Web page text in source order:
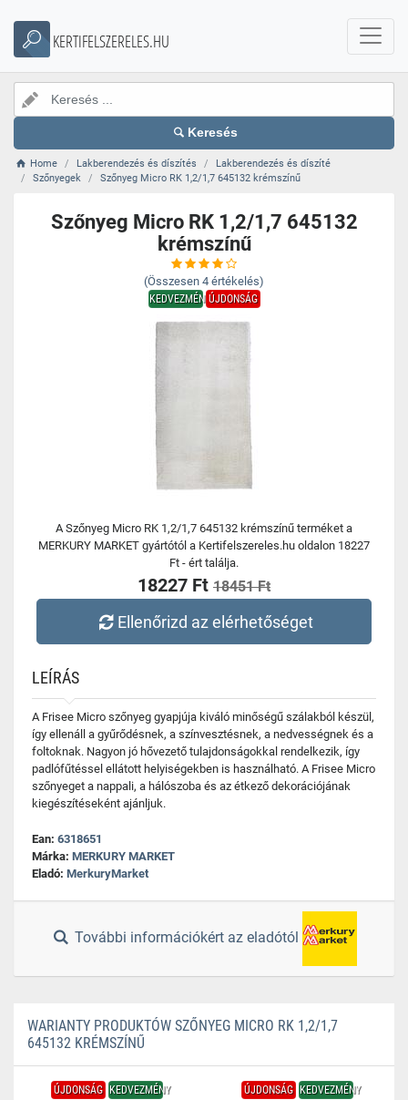
KERTIFELSZERELES.HU
Keresés
Home Lakberendezés és díszítés
Lakberendezés és díszíté
Szőnyegek
Szőnyeg Micro RK 1,2/1,7 645132 krémszínű
Szőnyeg Micro RK 1,2/1,7 645132
krémszínű
(Összesen 4 értékelés)
KEDVEZMÉNYÚJDONSÁG
A Szőnyeg Micro RK 1,2/1,7 645132 krémszínű terméket a
MERKURY MARKET gyártótól a Kertifelszereles.hu oldalon 18227
Ft - ért találja.
18227 Ft 18451 Ft
Ellenőrizd az elérhetőséget
LEÍRÁS
A Frisee Micro szőnyeg gyapjúja kiváló minőségű szálakból készül,
így ellenáll a gyűrődésnek, a színvesztésnek, a nedvességnek és a
foltoknak. Nagyon jó hővezető tulajdonságokkal rendelkezik, így
padlófűtéssel ellátott helyiségekben is használható. A Frisee Micro
szőnyeget a nappali, a hálószoba és az étkező dekorációjának
kiegészítéseként ajánljuk.
Ean: 6318651
Márka: MERKURY MARKET
Eladó: MerkuryMarket
További információkért az eladótól
WARIANTY PRODUKTÓW SZŐNYEG MICRO RK 1,2/1,7
645132 KRÉMSZÍNŰ
ÚJDONSÁG KEDVEZMÉNY ÚJDONSÁG KEDVEZMÉNY